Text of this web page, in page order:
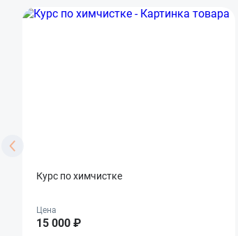
Курс по химчистке
Цена
15 000 ₽